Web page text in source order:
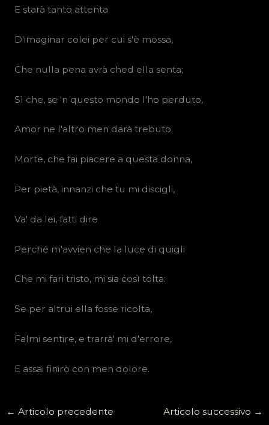
E starà tanto attenta
D'imaginar colei per cui s'è mossa,
Che nulla pena avrà ched ella senta;
Sì che, se 'n questo mondo l'ho perduto,
Amor ne l'altro men darà trebuto.
Morte, che fai piacere a questa donna,
Per pietà, innanzi che tu mi discigli,
Va' da lei, fatti dire
Perché m'avvien che la luce di quigli
Che mi fari tristo, mi sia così tolta:
Se per altrui ella fosse ricolta,
Falmi sentire, e trarrà' mi d'errore,
E assai finirò con men dolore.
← Articolo precedente Articolo successivo →